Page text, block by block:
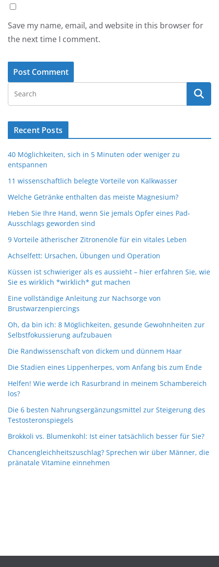
Save my name, email, and website in this browser for
the next time I comment.
Recent Posts
40 Möglichkeiten, sich in 5 Minuten oder weniger zu
entspannen
11 wissenschaftlich belegte Vorteile von Kalkwasser
Welche Getränke enthalten das meiste Magnesium?
Heben Sie Ihre Hand, wenn Sie jemals Opfer eines Pad-
Ausschlags geworden sind
9 Vorteile ätherischer Zitronenöle für ein vitales Leben
Achselfett: Ursachen, Übungen und Operation
Küssen ist schwieriger als es aussieht – hier erfahren Sie, wie
Sie es wirklich *wirklich* gut machen
Eine vollständige Anleitung zur Nachsorge von
Brustwarzenpiercings
Oh, da bin ich: 8 Möglichkeiten, gesunde Gewohnheiten zur
Selbstfokussierung aufzubauen
Die Randwissenschaft von dickem und dünnem Haar
Die Stadien eines Lippenherpes, vom Anfang bis zum Ende
Helfen! Wie werde ich Rasurbrand in meinem Schambereich
los?
Die 6 besten Nahrungsergänzungsmittel zur Steigerung des
Testosteronspiegels
Brokkoli vs. Blumenkohl: Ist einer tatsächlich besser für Sie?
Chancengleichheitszuschlag? Sprechen wir über Männer, die
pränatale Vitamine einnehmen